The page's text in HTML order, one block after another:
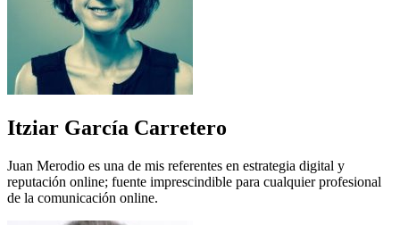
Itziar García Carretero
Juan Merodio es una de mis referentes en estrategia digital y
reputación online; fuente imprescindible para cualquier profesional
de la comunicación online.